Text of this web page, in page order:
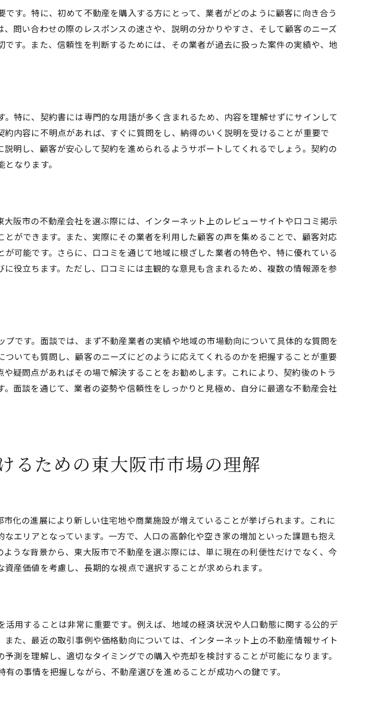
リアとその理由
価値の関係
心のサポート体制
た対応力
さと的確さ
動産選びの秘訣と業者への相談方法
すべきポイント
談する方法
者の特徴
入する前に知っておくべき市場情報と業者選定
知るべき基礎知識
なるための情報収集
けたい法律問題
フォローの確認方法
認する具体例
と多様性
した業者の選び方
ぶ不動産会社
す。特に、初めて不動産を購入する方にとって、業者がどのように顧客に向き合う
問い合わせの際のレスポンスの速さや、説明の分かりやすさ、そして顧客のニーズ
す。また、信頼性を判断するためには、その業者が過去に扱った案件の実績や、地
特に、契約書には専門的な用語が多く含まれるため、内容を理解せずにサインして
内容に不明点があれば、すぐに質問をし、納得のいく説明を受けることが重要で
明し、顧客が安心して契約を進められるようサポートしてくれるでしょう。契約の
なります。
阪市の不動産会社を選ぶ際には、インターネット上のレビューサイトや口コミ掲示
ができます。また、実際にその業者を利用した顧客の声を集めることで、顧客対応
可能です。さらに、口コミを通じて地域に根ざした業者の特色や、特に優れている
役立ちます。ただし、口コミには主観的な意見も含まれるため、複数の情報源を参
です。面談では、まず不動産業者の実績や地域の市場動向について具体的な質問を
いても質問し、顧客のニーズにどのように応えてくれるのかを把握することが重要
疑問点があればその場で解決することをお勧めします。これにより、契約後のトラ
面談を通じて、業者の姿勢や信頼性をしっかりと見極め、自分に最適な不動産会社
るための東大阪市市場の理解
化の進展により新しい住宅地や商業施設が増えていることが挙げられます。これに
エリアとなっています。一方で、人口の高齢化や空き家の増加といった課題も抱え
うな背景から、東大阪市で不動産を選ぶ際には、単に現在の利便性だけでなく、今
産価値を考慮し、長期的な視点で選択することが求められます。
用することは非常に重要です。例えば、地域の経済状況や人口動態に関する公的デ
た、最近の取引事例や価格動向については、インターネット上の不動産情報サイト
測を理解し、適切なタイミングでの購入や売却を検討することが可能になります。
の事情を把握しながら、不動産選びを進めることが成功への鍵です。